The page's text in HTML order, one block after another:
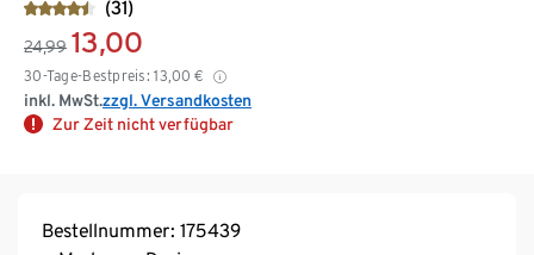
(31)
24,99 13,00
30-Tage-Bestpreis: 13,00 €
inkl. MwSt.zzgl. Versandkosten
Zur Zeit nicht verfügbar
Bestellnummer: 175439